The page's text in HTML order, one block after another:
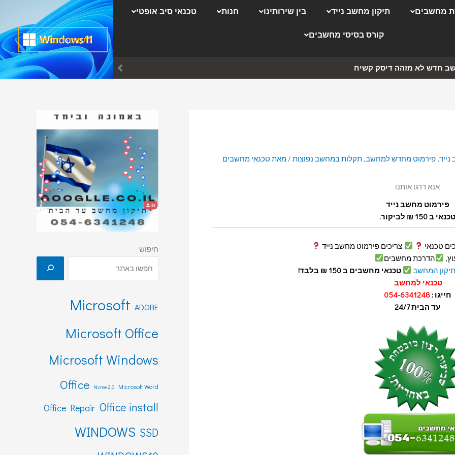
מחשבים תיקון מחשב נייד בין שירותינו חנות טכנאי סיב אופטי
קורס בסיסי מחשבים
חדש לא מזהה דיסק קשיח
לתמיכה לחצו כאן!
, פירמוט מחדש למחשב, תקלות במחשב נפוצות / מאת טכנאי מחשבים
אנא דרגו אותנו
פירמוט מחשב נייד
טכנאי ב 150 ₪ לביקור.
טכנאי
צריכים פירמוט מחשב נייד
הדרכת מחשבים
המחשב
טכנאי מחשבים ב 150 ₪ בלבד!
טכנאי למחשב
חייגו :054-6341248
עד הבית 24/7
חיפוש
ADOBE
Microsoft
Microsoft Office
Microsoft Windows
Microsoft Word
Nvme 2.0
Office
Office install
Office Repair
SSD
WINDOWS
ק